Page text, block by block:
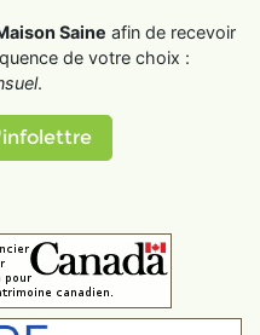
Saine afin de recevoir
de votre choix :
.